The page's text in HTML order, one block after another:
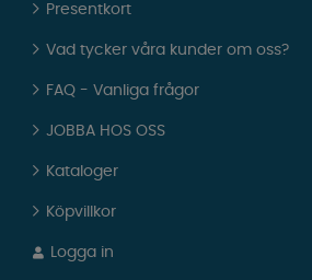
Presentkort
Vad tycker våra kunder om oss?
FAQ - Vanliga frågor
JOBBA HOS OSS
Kataloger
Köpvillkor
Logga in